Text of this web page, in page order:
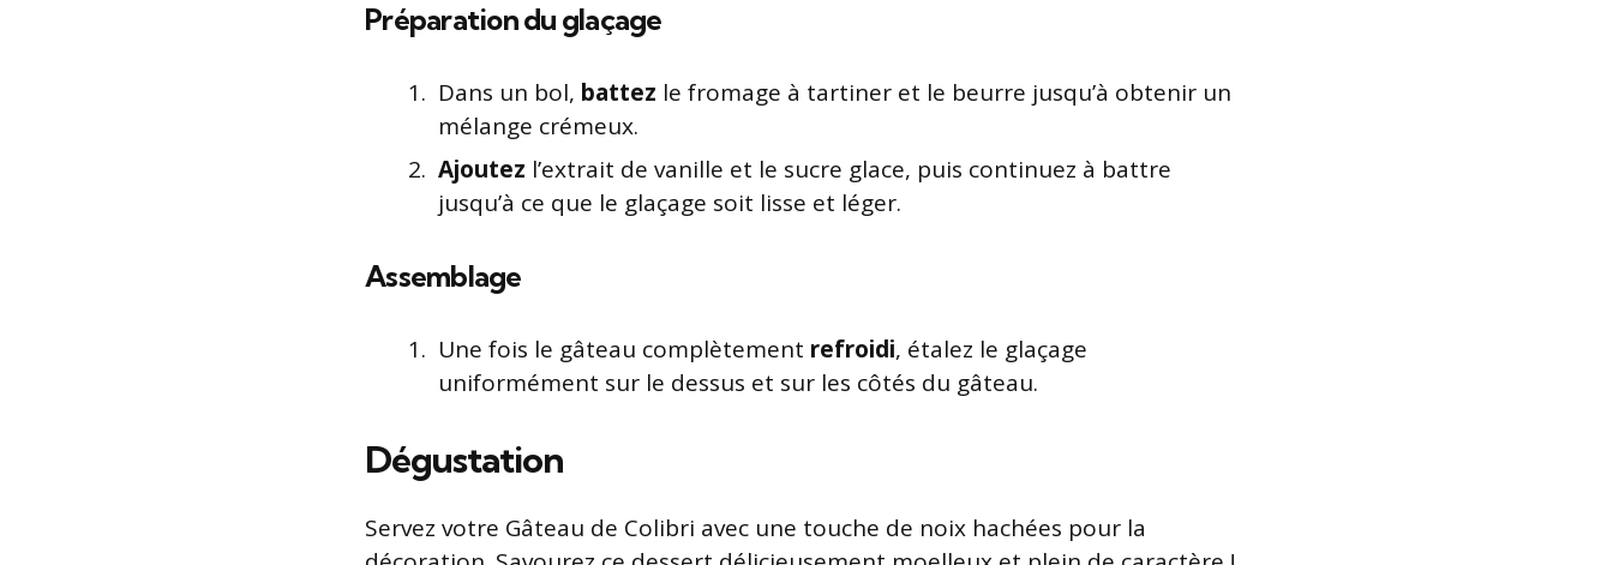
Préparation du glaçage
Dans un bol, battez le fromage à tartiner et le beurre jusqu’à obtenir un
mélange crémeux.
Ajoutez l’extrait de vanille et le sucre glace, puis continuez à battre
jusqu’à ce que le glaçage soit lisse et léger.
Assemblage
Une fois le gâteau complètement refroidi, étalez le glaçage
uniformément sur le dessus et sur les côtés du gâteau.
Dégustation
Servez votre Gâteau de Colibri avec une touche de noix hachées pour la